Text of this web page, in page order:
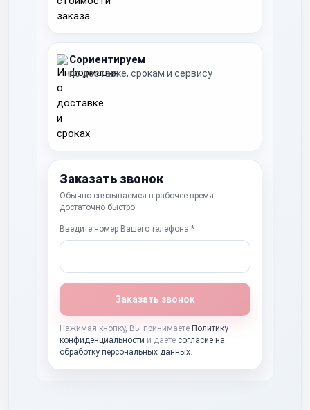
Сориентируем
по доставке, срокам и сервису
Заказать звонок
Обычно связываемся в рабочее время
достаточно быстро
Введите номер Вашего телефона:*
Заказать звонок
Нажимая кнопку, Вы принимаете Политику
конфиденциальности и даёте согласие на
обработку персональных данных.